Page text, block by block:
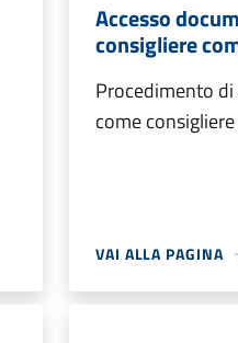
Accesso
consigliere
Procedimento
come
VAI ALLA PAGINA